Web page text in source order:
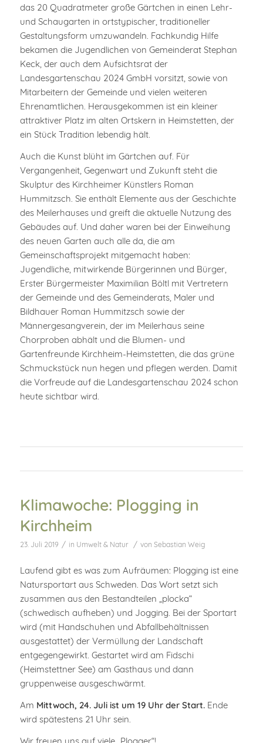
das 20 Quadratmeter große Gärtchen in einen Lehr-
und Schaugarten in ortstypischer, traditioneller
Gestaltungsform umzuwandeln. Fachkundig Hilfe
bekamen die Jugendlichen von Gemeinderat Stephan
Keck, der auch dem Aufsichtsrat der
Landesgartenschau 2024 GmbH vorsitzt, sowie von
Mitarbeitern der Gemeinde und vielen weiteren
Ehrenamtlichen. Herausgekommen ist ein kleiner
attraktiver Platz im alten Ortskern in Heimstetten, der
ein Stück Tradition lebendig hält.
Auch die Kunst blüht im Gärtchen auf. Für
Vergangenheit, Gegenwart und Zukunft steht die
Skulptur des Kirchheimer Künstlers Roman
Hummitzsch. Sie enthält Elemente aus der Geschichte
des Meilerhauses und greift die aktuelle Nutzung des
Gebäudes auf. Und daher waren bei der Einweihung
des neuen Garten auch alle da, die am
Gemeinschaftsprojekt mitgemacht haben:
Jugendliche, mitwirkende Bürgerinnen und Bürger,
Erster Bürgermeister Maximilian Böltl mit Vertretern
der Gemeinde und des Gemeinderats, Maler und
Bildhauer Roman Hummitzsch sowie der
Männergesangverein, der im Meilerhaus seine
Chorproben abhält und die Blumen- und
Gartenfreunde Kirchheim-Heimstetten, die das grüne
Schmuckstück nun hegen und pflegen werden. Damit
die Vorfreude auf die Landesgartenschau 2024 schon
heute sichtbar wird.
Klimawoche: Plogging in
Kirchheim
23. Juli 2019 / in Umwelt & Natur / von Sebastian Weig
Laufend gibt es was zum Aufräumen: Plogging ist eine
Natursportart aus Schweden. Das Wort setzt sich
zusammen aus den Bestandteilen „plocka“
(schwedisch aufheben) und Jogging. Bei der Sportart
wird (mit Handschuhen und Abfallbehältnissen
ausgestattet) der Vermüllung der Landschaft
entgegengewirkt. Gestartet wird am Fidschi
(Heimstettner See) am Gasthaus und dann
gruppenweise ausgeschwärmt.
Am Mittwoch, 24. Juli ist um 19 Uhr der Start. Ende
wird spätestens 21 Uhr sein.